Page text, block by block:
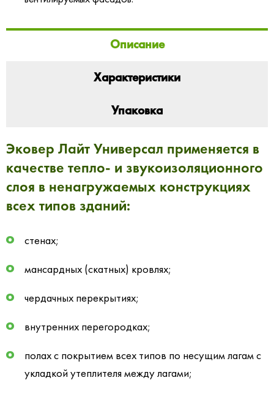
Описание
Характеристики
Упаковка
Эковер Лайт Универсал применяется в
качестве тепло- и звукоизоляционного
слоя в ненагружаемых конструкциях
всех типов зданий:
стенах;
мансардных (скатных) кровлях;
чердачных перекрытиях;
внутренних перегородках;
полах с покрытием всех типов по несущим лагам с
укладкой утеплителя между лагами;